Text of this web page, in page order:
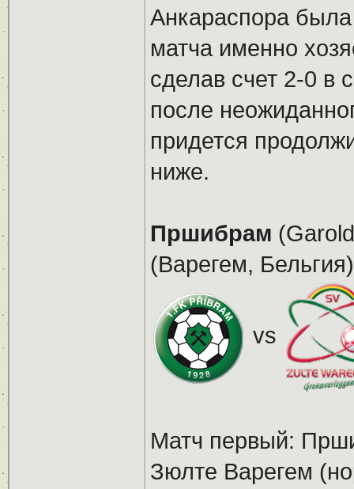
Анкараспора
матча именно
сделав счет 2-0 в
после
придется
ниже.
Пршибрам
(Варегем,
vs
Матч первый:
Зюлте Варегем